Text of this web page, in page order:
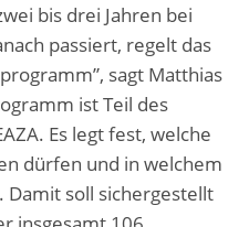
bis drei Jahren bei
passiert, regelt das
sagt Matthias
ist Teil des
Es legt fest, welche
dürfen und in welchem
Damit soll sichergestellt